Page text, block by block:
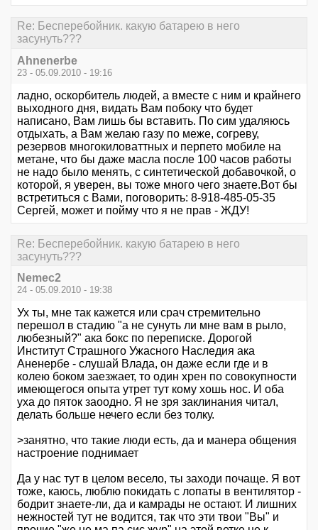
Re: Бесперебойник. какую батарею в него
засунуть???
Ahnenerbe
23 - 05.09.2010 - 19:16
ладно, оскорбитель людей, а вместе с ним и крайнего
выходного дня, видать Вам побоку что будет
написано, Вам лишь бы вставить. По сим удаляюсь
отдыхать, а Вам желаю газу по меже, согреву,
резервов многокиловаттных и перпето мобиле на
метане, что бы даже масла после 100 часов работы
не надо было менять, с синтетической добавочкой, о
которой, я уверен, вы тоже много чего знаете.Вот бы
встретиться с Вами, поговорить: 8-918-485-05-35
Сергей, может и пойму что я не прав - ЖДУ!
Re: Бесперебойник. какую батарею в него
засунуть???
Nemec2
24 - 05.09.2010 - 19:38
Ух ты, мне так кажется или срач стремительно
перешол в стадию "а не сунуть ли мне вам в рыло,
любезный?" ака бокс по переписке. Дорогой
Институт Страшного Ужасного Наследия ака
Аненербе - слушай Влада, он даже если где и в
колею боком заезжает, то один хрен по совокупности
имеющегося опыта утрет тут кому хошь нос. И оба
уха до пяток заоодно. Я не зря заклинания читал,
делать больше нечего если без толку.
>занятно, что такие люди есть, да и манера общения
настроение поднимает
Да у нас тут в целом весело, ты заходи почаще. Я вот
тоже, каюсь, люблю покидать с лопаты в вентилятор -
бодрит знаете-ли, да и камрады не остают. И лишних
нежностей тут не водится, так что эти твои "Вы" и